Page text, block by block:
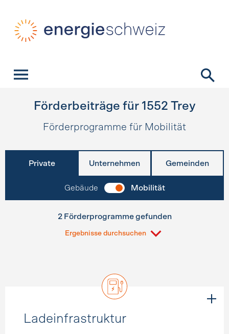
Förderbeiträge für 1552 Trey
Förderprogramme für Mobilität
Private Unternehmen Gemeinden
Gebäude Mobilität
2 Förderprogramme gefunden
Ergebnisse durchsuchen
Ladeinfrastruktur